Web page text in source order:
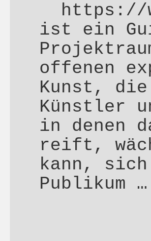
https://
ist ein
offenen
Kunst,
Künstler
in denen
reift,
kann,
Publikum …